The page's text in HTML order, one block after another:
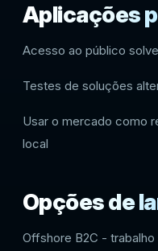
Aplicações
Acesso ao público
Testes de soluções
Usar o mercado como
local
Opções de
Offshore B2C -